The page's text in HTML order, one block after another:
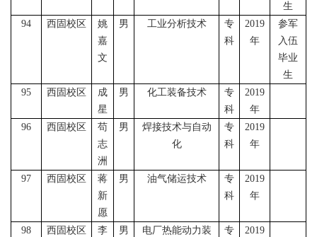
生
94
西固校区
姚
嘉
文
男 工业分析技术
专
科
2019
年
参军
入伍
毕业
生
95
西固校区
成
星
男 化工装备技术
专
科
2019
年
96
西固校区
苟
志
洲
男
焊接技术与自动
化
专
科
2019
年
97 西固校区
蒋
新
愿
男 油气储运技术
专
科
2019
年
98 西固校区
李
男
电厂热能动力装
专
2019